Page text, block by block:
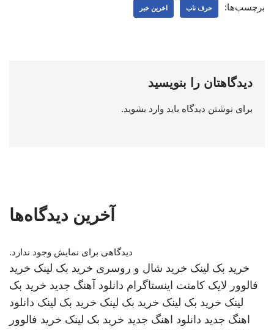
برچسب‌ها: حرف ناب اخرین خبر
دیدگاهتان را بنویسید
برای نوشتن دیدگاه باید وارد بشوید.
آخرین دیدگاه‌ها
دیدگاهی برای نمایش وجود ندارد.
خرید بک لینک خرید شال و روسری خرید بک لینک خرید
فالوور لایک کامنت اینستاگرام دانلود آهنگ جدید خرید بک
لینک خرید بک لینک خرید بک لینک خرید بک لینک دانلود
اهنگ جدید دانلود اهنگ جدید خرید بک لینک خرید فالوور